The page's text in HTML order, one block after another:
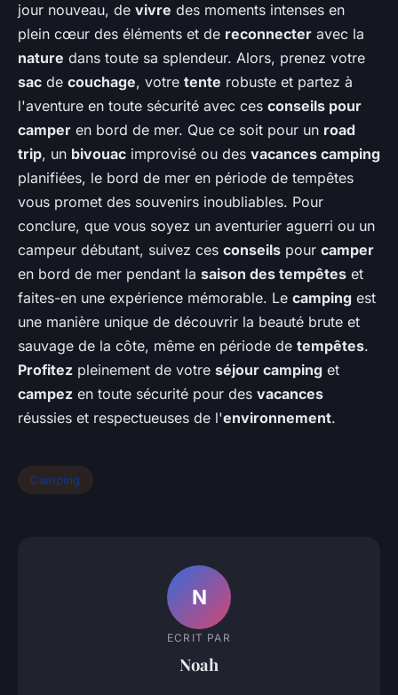
jour nouveau, de vivre des moments intenses en
plein cœur des éléments et de reconnecter avec la
nature dans toute sa splendeur. Alors, prenez votre
sac de couchage, votre tente robuste et partez à
l'aventure en toute sécurité avec ces conseils pour
camper en bord de mer. Que ce soit pour un road
trip, un bivouac improvisé ou des vacances camping
planifiées, le bord de mer en période de tempêtes
vous promet des souvenirs inoubliables. Pour
conclure, que vous soyez un aventurier aguerri ou un
campeur débutant, suivez ces conseils pour camper
en bord de mer pendant la saison des tempêtes et
faites-en une expérience mémorable. Le camping est
une manière unique de découvrir la beauté brute et
sauvage de la côte, même en période de tempêtes.
Profitez pleinement de votre séjour camping et
campez en toute sécurité pour des vacances
réussies et respectueuses de l'environnement.
Camping
N
ECRIT PAR
Noah